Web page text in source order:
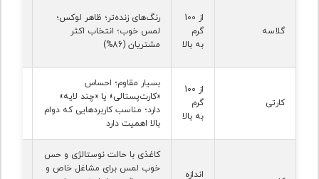
گلاسه
از 100
گرم
به بالا
رنگ‌های زنده‌تر؛ ظاهر لوکس؛
لمس خوب؛ انتخاب اکثر
مشتریان (86%)
کارتی
از 100
گرم
به بالا
بسیار مقاوم؛ احساس
«کارت‌پستالی» یا «چند لایه»
دارد؛ مناسب کاربردهایی که دوام
بالا اهمیت دارد
اندازه
کاغذی با حالت نوستالژی و حس
خوب لمس برای مشاغل خاص و